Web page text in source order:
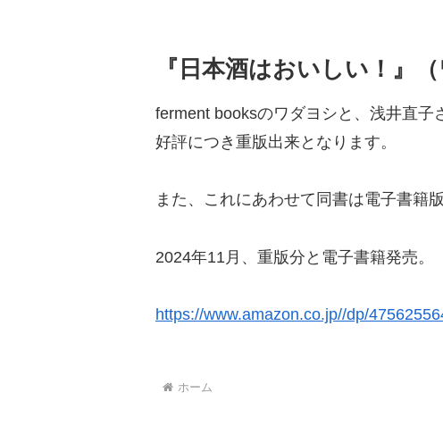
『日本酒はおいしい！』
ferment booksのワダヨシと、浅井直子
好評につき重版出来となります。
また、これにあわせて同書は電子書籍
2024年11月、重版分と電子書籍発売。
https://www.amazon.co.jp//dp/
ホーム